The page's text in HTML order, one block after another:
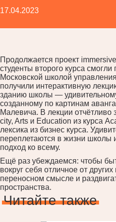
17.04.2023
Продолжается проект
студенты второго курса смогли
Московской школой
получили интерактивную
зданию школы —
созданному по картинам
Малевича. В лекции отчётливо
city, Arts и Education из курса
лексика из бизнес курса.
переплетаются в жизни школы
подход ко всему.
Ещё раз убеждаемся: чтобы
вокруг себя отличное от
переносном смысле и
пространства.
Читайте также